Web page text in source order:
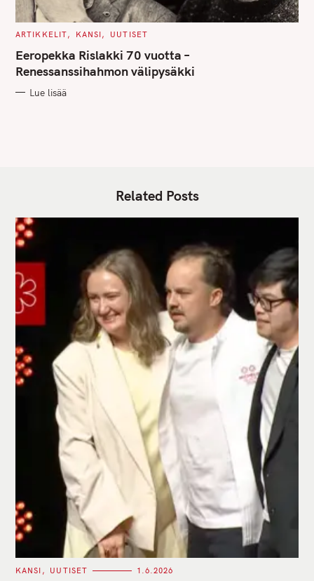
C
T
E
G
O
I
ARTIKKELIT KANSI UUTISET
Eeropekka Rislakki 70 vuotta –
Renessanssihahmon välipysäkki
Lue lisää
Related Posts
C
KANSI UUTISET 1.6.2026